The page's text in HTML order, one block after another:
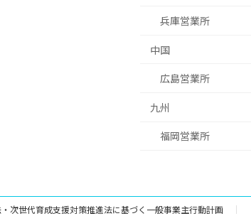
兵庫営業所
中国
広島営業所
九州
福岡営業所
次世代育成支援対策推進法に基づく一般事業主行動計画